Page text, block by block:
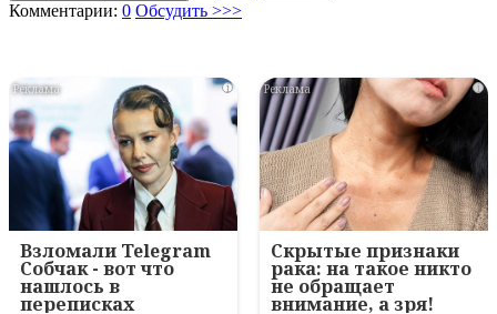
Комментарии: 0 Обсудить >>>
i
Взломали Telegram
Собчак - вот что
нашлось в
переписках
i
Скрытые признаки
рака: на такое никто
не обращает
внимание, а зря!